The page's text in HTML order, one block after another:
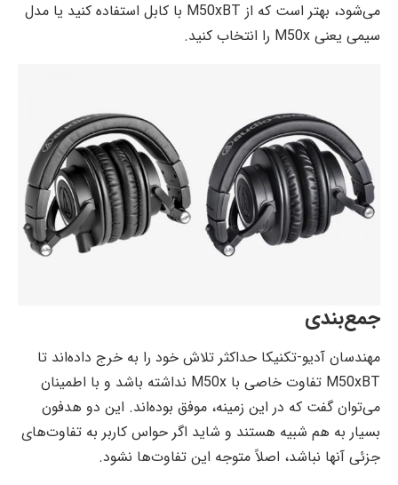
می‌شود، بهتر است که از M50xBT با کابل استفاده کنید یا مدل
سیمی یعنی M50x را انتخاب کنید.
جمع‌بندی
مهندسان آدیو-تکنیکا حداکثر تلاش خود را به خرج داده‌اند تا
M50xBT تفاوت خاصی با M50x نداشته باشد و با اطمینان
می‌توان گفت که در این زمینه، موفق بوده‌اند. این دو هدفون
بسیار به هم شبیه هستند و شاید اگر حواس کاربر به تفاوت‌های
جزئی آنها نباشد، اصلاً متوجه این تفاوت‌ها نشود.